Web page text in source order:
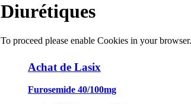
Diurétiques
To proceed please enable Cookies in your browser.
Achat de Lasix
Furosemide 40/100mg